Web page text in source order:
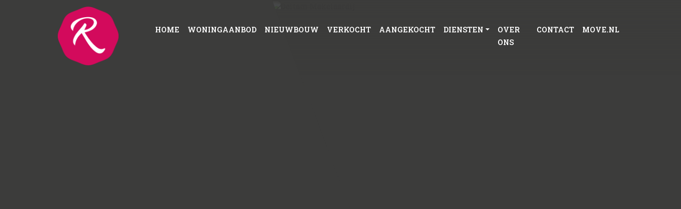
HOME WONINGAANBOD NIEUWBOUW VERKOCHT AANGEKOCHT DIENSTEN
OVER
ONS
CONTACT MOVE.NL